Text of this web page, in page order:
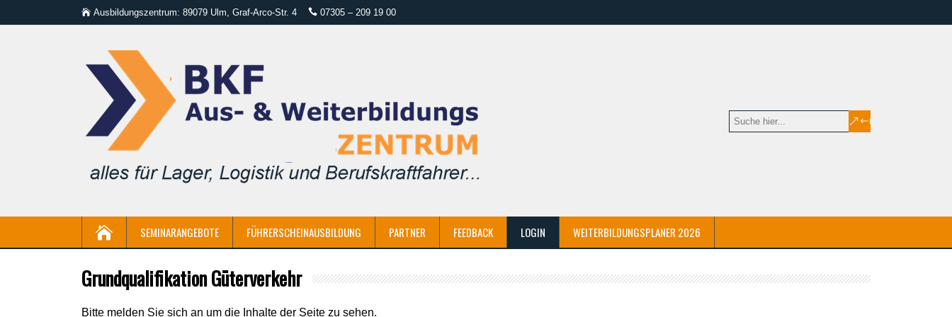
Ausbildungszentrum: 89079 Ulm, Graf-Arco-Str. 4 07305 – 209 19 00
SEMINARANGEBOTE FÜHRERSCHEINAUSBILDUNG PARTNER FEEDBACK LOGIN WEITERBILDUNGSPLANER 2026
Grundqualifikation Güterverkehr
Bitte melden Sie sich an um die Inhalte der Seite zu sehen.